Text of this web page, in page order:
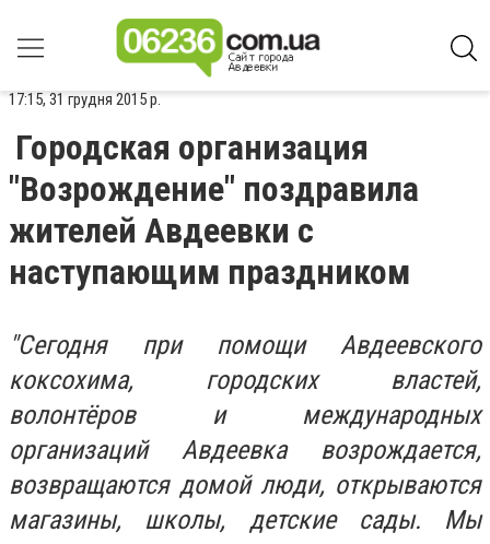
17:15, 31 грудня 2015 р.
Городская организация
"Возрождение" поздравила
жителей Авдеевки с
наступающим праздником
"Сегодня при помощи Авдеевского
коксохима, городских властей,
волонтёров и международных
организаций Авдеевка возрождается,
возвращаются домой люди, открываются
магазины, школы, детские сады. Мы